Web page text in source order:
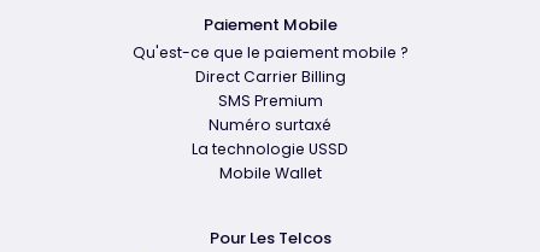
Paiement Mobile
Qu'est-ce que le paiement mobile ?
Direct Carrier Billing
SMS Premium
Numéro surtaxé
La technologie USSD
Mobile Wallet
Pour Les Telcos